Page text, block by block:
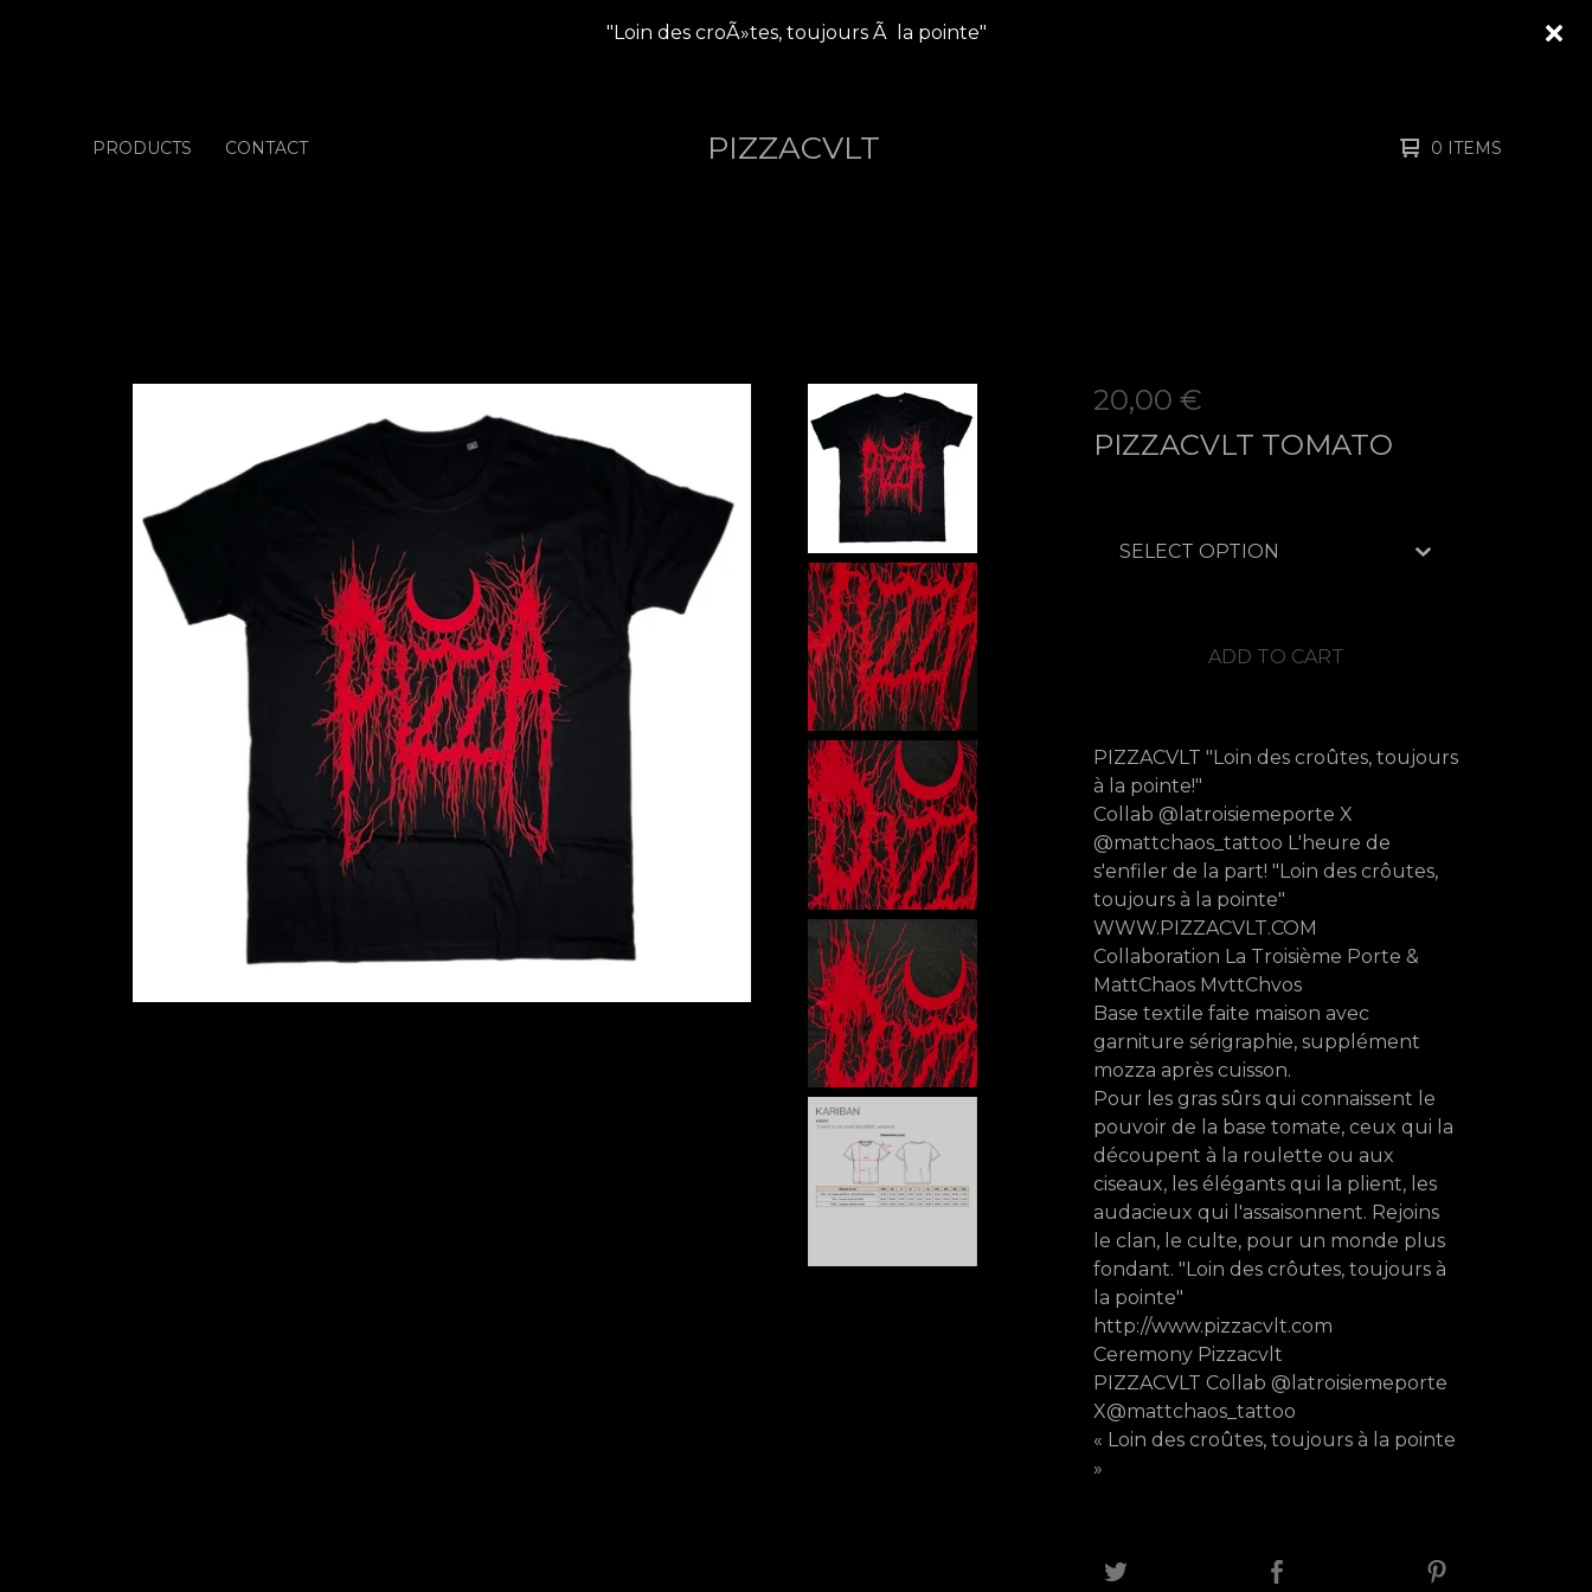
"Loin des croÃ»tes, toujours Ã la pointe"
PRODUCTS CONTACT PIZZACVLT 0 ITEMS
20,00 €
PIZZACVLT TOMATO
ADD TO CART
PIZZACVLT "Loin des croûtes, toujours
à la pointe!"
Collab @latroisiemeporte X
@mattchaos_tattoo L'heure de
s'enfiler de la part! "Loin des crôutes,
toujours à la pointe"
WWW.PIZZACVLT.COM
Collaboration La Troisième Porte &
MattChaos MvttChvos
Base textile faite maison avec
garniture sérigraphie, supplément
mozza après cuisson.
Pour les gras sûrs qui connaissent le
pouvoir de la base tomate, ceux qui la
découpent à la roulette ou aux
ciseaux, les élégants qui la plient, les
audacieux qui l'assaisonnent. Rejoins
le clan, le culte, pour un monde plus
fondant. "Loin des crôutes, toujours à
la pointe"
http://www.pizzacvlt.com
Ceremony Pizzacvlt
PIZZACVLT Collab @latroisiemeporte
X@mattchaos_tattoo
« Loin des croûtes, toujours à la pointe
»